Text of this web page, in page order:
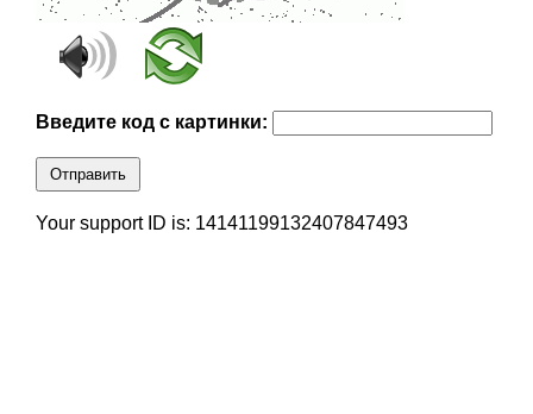
Введите код с картинки:
Отправить
Your support ID is: 14141199132407847493